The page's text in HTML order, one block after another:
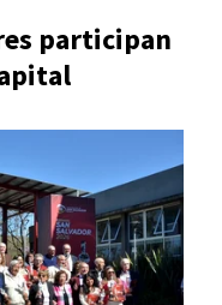
participan